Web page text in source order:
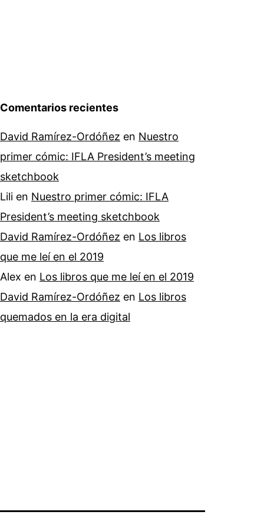
Comentarios recientes
David Ramírez-Ordóñez en Nuestro
primer cómic: IFLA President’s meeting
sketchbook
Lili en Nuestro primer cómic: IFLA
President’s meeting sketchbook
David Ramírez-Ordóñez en Los libros
que me leí en el 2019
Alex en Los libros que me leí en el 2019
David Ramírez-Ordóñez en Los libros
quemados en la era digital